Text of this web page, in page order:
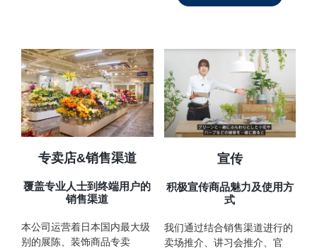
专卖店&销售渠道
覆盖专业人士到终端用户的
销售渠道
本公司运营着日本国内最大级
别的展陈、装饰商品专卖
宣传
积极宣传商品魅力及使用方
式
我们通过结合销售渠道进行的
卖场推介、讲习会推介、官